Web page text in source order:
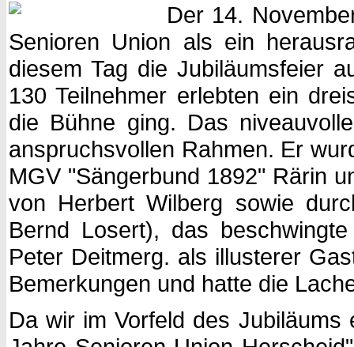
Der 14.
Senioren Union als ein
diesem Tag die Jubiläumsfeier
130 Teilnehmer erlebten ein
die Bühne ging. Das
anspruchsvollen Rahmen. Er
MGV "Sängerbund 1892" Rärin
von Herbert Wilberg sowie
Bernd Losert), das
Peter Deitmerg. als illusterer
Bemerkungen und hatte die
Da wir im Vorfeld des